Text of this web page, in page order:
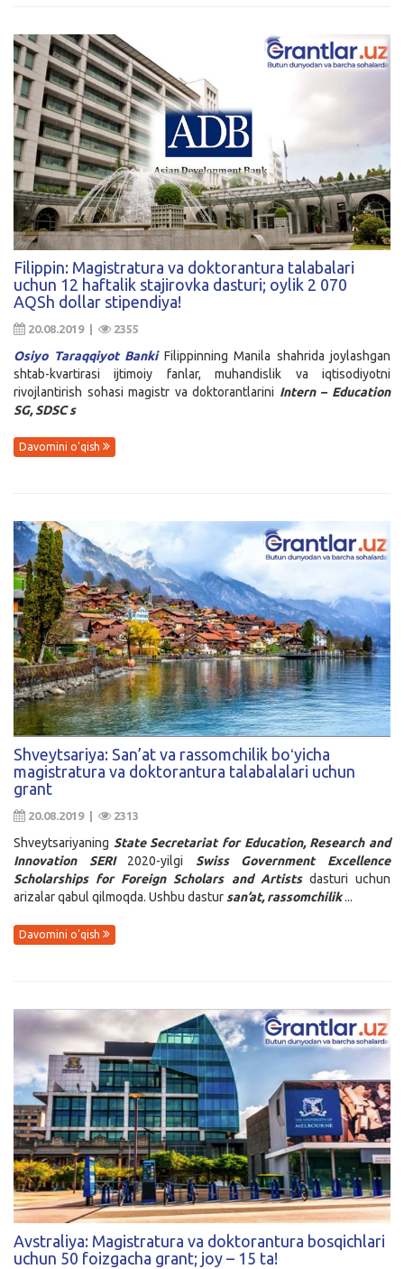
Filippin: Magistratura va doktorantura talabalari
uchun 12 haftalik stajirovka dasturi; oylik 2 070
AQSh dollar stipendiya!
20.08.2019 | 2355
Osiyo Taraqqiyot BankiFilippinning Manila shahrida joylashgan
shtab-kvartirasi ijtimoiy fanlar, muhandislik va iqtisodiyotni
rivojlantirish sohasi magistr va doktorantlarini Intern – Education
SG, SDSC s
Davomini o'qish
Shveytsariya: San’at va rassomchilik boʻyicha
magistratura va doktorantura talabalalari uchun
grant
20.08.2019 | 2313
Shveytsariyaning State Secretariat for Education, Research and
Innovation SERI2020-yilgi Swiss Government Excellence
Scholarships for Foreign Scholars and Artists dasturi uchun
arizalar qabul qilmoqda. Ushbu dastur san’at, rassomchilik...
Davomini o'qish
Avstraliya: Magistratura va doktorantura bosqichlari
uchun 50 foizgacha grant; joy – 15 ta!